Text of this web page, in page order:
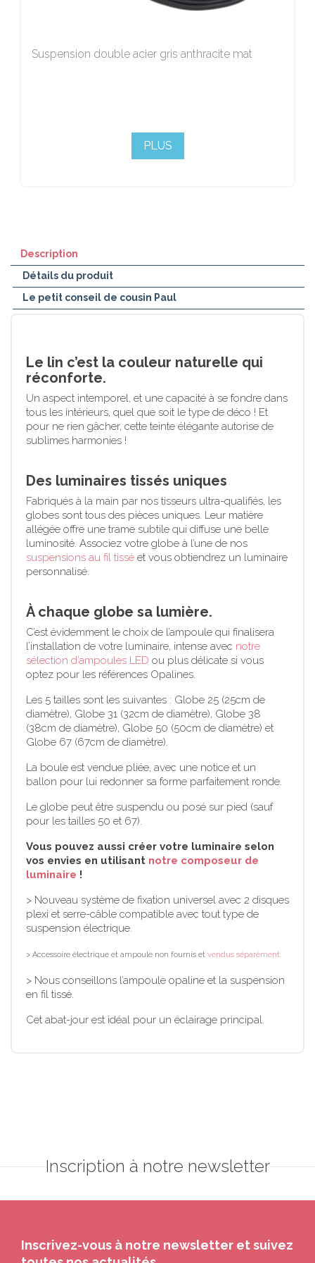
Suspension double acier gris anthracite mat
PLUS
Description
Détails du produit
Le petit conseil de cousin Paul
Le lin c’est la couleur naturelle qui
réconforte.
Un aspect intemporel, et une capacité à se fondre dans
tous les intérieurs, quel que soit le type de déco ! Et
pour ne rien gâcher, cette teinte élégante autorise de
sublimes harmonies !
Des luminaires tissés uniques
Fabriqués à la main par nos tisseurs ultra-qualifiés, les
globes sont tous des pièces uniques. Leur matière
allégée offre une trame subtile qui diffuse une belle
luminosité. Associez votre globe à l’une de nos
suspensions au fil tissé et vous obtiendrez un luminaire
personnalisé.
À chaque globe sa lumière.
C’est évidemment le choix de l’ampoule qui finalisera
l’installation de votre luminaire, intense avec notre
sélection d’ampoules LED ou plus délicate si vous
optez pour les références Opalines.
Les 5 tailles sont les suivantes : Globe 25 (25cm de
diamètre), Globe 31 (32cm de diamètre), Globe 38
(38cm de diamètre), Globe 50 (50cm de diamètre) et
Globe 67 (67cm de diamètre).
La boule est vendue pliée, avec une notice et un
ballon pour lui redonner sa forme parfaitement ronde.
Le globe peut être suspendu ou posé sur pied (sauf
pour les tailles 50 et 67).
Vous pouvez aussi créer votre luminaire selon
vos envies en utilisant notre composeur de
luminaire !
> Nouveau système de fixation universel avec 2 disques
plexi et serre-câble compatible avec tout type de
suspension électrique.
> Accessoire électrique et ampoule non fournis et vendus séparément.
> Nous conseillons l’ampoule opaline et la suspension
en fil tissé.
Cet abat-jour est idéal pour un éclairage principal.
Inscription à notre newsletter
Inscrivez-vous à notre newsletter et suivez